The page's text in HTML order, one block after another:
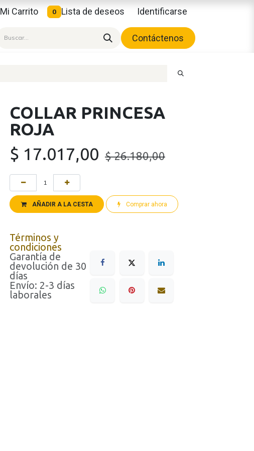
Mi Carrito 0 Lista de deseos Identificarse
Contáctenos
COLLAR PRINCESA
ROJA
$ 17.017,00 $26.180,00
AÑADIR A LA CESTA Comprar ahora
Términos y
condiciones
Garantía de
devolución de 30
días
Envío: 2-3 días
laborales